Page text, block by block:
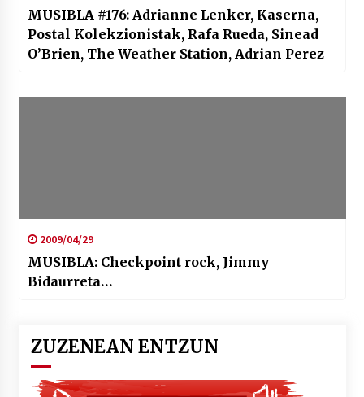
MUSIBLA #176: Adrianne Lenker, Kaserna,
Postal Kolekzionistak, Rafa Rueda, Sinead
O’Brien, The Weather Station, Adrian Perez
2009/04/29
MUSIBLA: Checkpoint rock, Jimmy
Bidaurreta…
ZUZENEAN ENTZUN